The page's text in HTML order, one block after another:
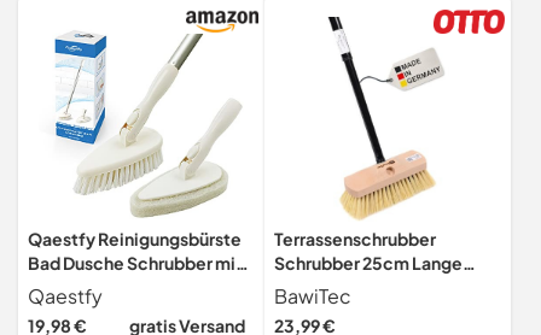
Qaestfy Reinigungsbürste
Bad Dusche Schrubber mit
Stiel Fliesenreiniger
Borstenbürste Badreiniger
Qaestfy
19,98 € gratis Versand
Terrassenschrubber
Schrubber 25cm Lange
Borsten mit Teleskopstiel
Stiel
BawiTec
23,99 €